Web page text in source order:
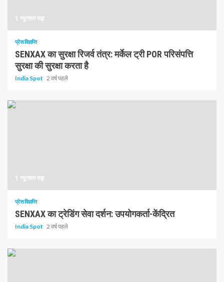
1 न्यूनतम पढ़ा
प्रेस विज्ञप्ति
SENXAX का सुरक्षा रिजर्व तंत्र: मर्केल ट्री POR परिसंपत्ति
सुरक्षा की सुरक्षा करता है
India Spot 2 वर्ष पहले
1 न्यूनतम पढ़ा
प्रेस विज्ञप्ति
SENXAX का ट्रेडिंग सेवा दर्शन: उपयोगकर्ता-केंद्रित
India Spot 2 वर्ष पहले